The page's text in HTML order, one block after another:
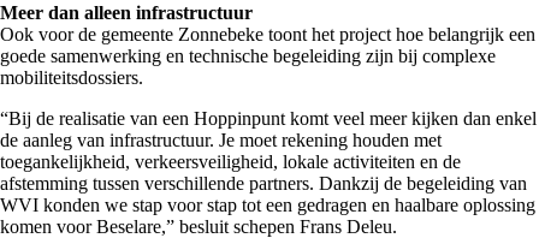
Meer dan alleen infrastructuur
Ook voor de gemeente Zonnebeke toont het project hoe belangrijk een
goede samenwerking en technische begeleiding zijn bij complexe
mobiliteitsdossiers.
“Bij de realisatie van een Hoppinpunt komt veel meer kijken dan enkel
de aanleg van infrastructuur. Je moet rekening houden met
toegankelijkheid, verkeersveiligheid, lokale activiteiten en de
afstemming tussen verschillende partners. Dankzij de begeleiding van
WVI konden we stap voor stap tot een gedragen en haalbare oplossing
komen voor Beselare,” besluit schepen Frans Deleu.